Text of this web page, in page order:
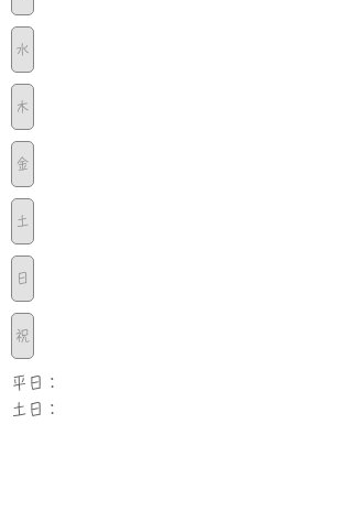
水
木
金
土
日
祝
平日：
土日：